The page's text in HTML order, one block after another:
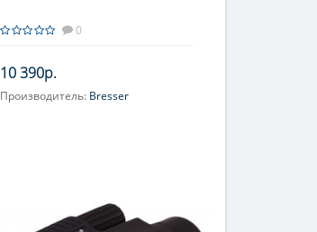
0
10 390р.
Производитель: Bresser